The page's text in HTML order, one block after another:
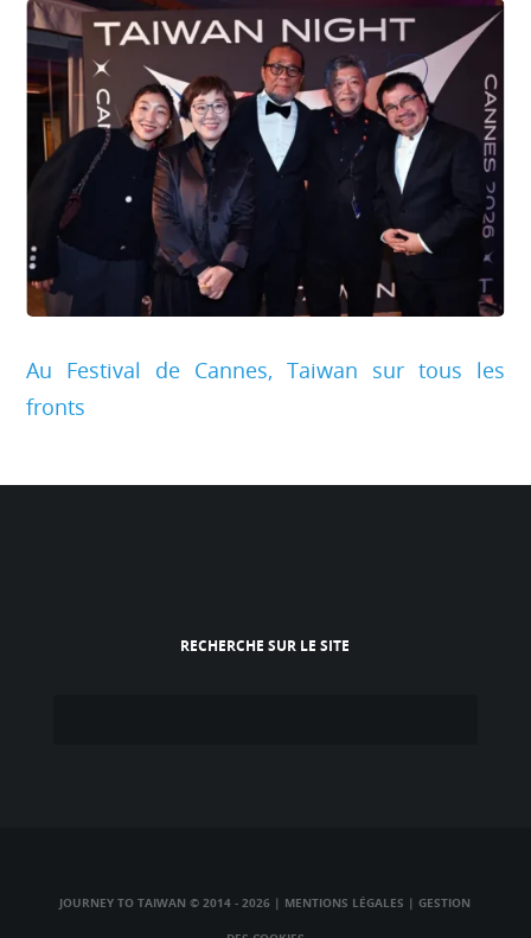
Au Festival de Cannes, Taiwan sur tous les
fronts
RECHERCHE SUR LE SITE
JOURNEY TO TAIWAN © 2014 - 2026 | MENTIONS LÉGALES |GESTION